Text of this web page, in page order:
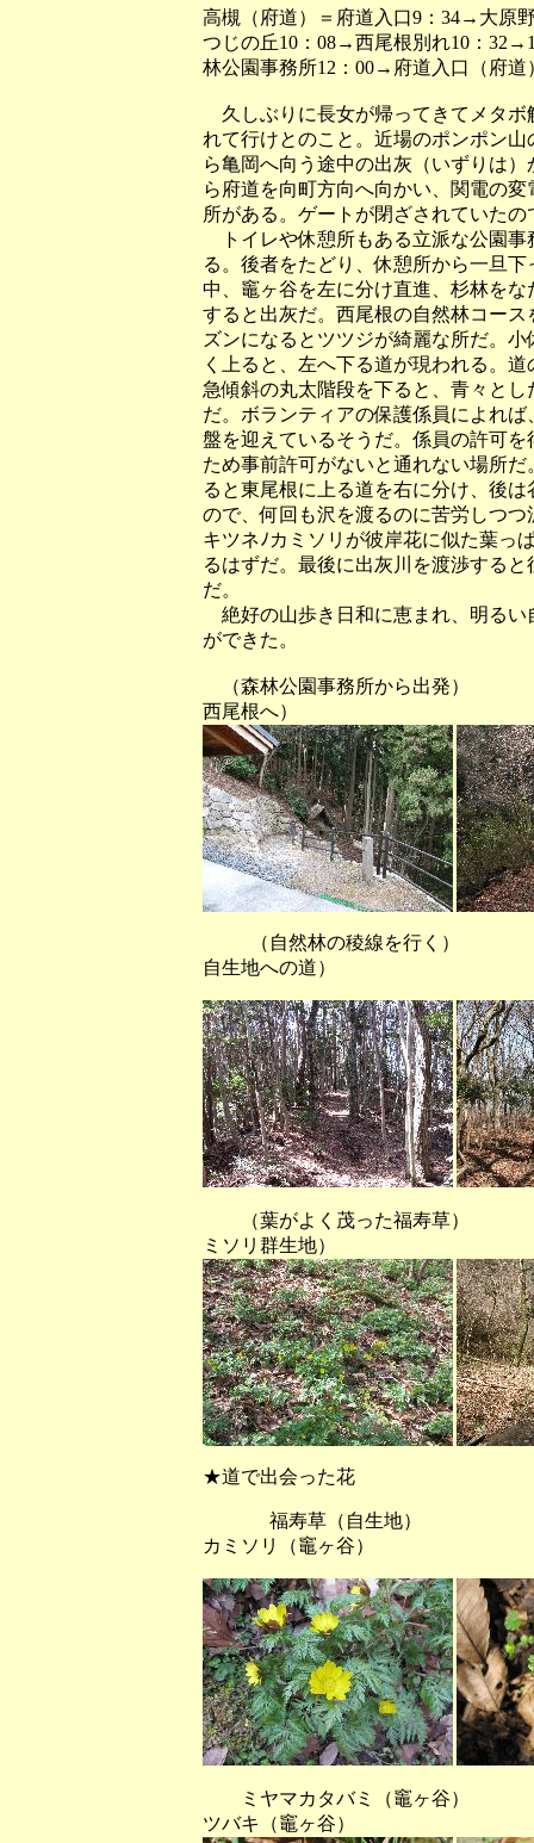
高槻（府道）＝府道入口9：34→大原
つじの丘10：08→西尾根別れ10：
林公園事務所12：00→府道入口（府道
久しぶりに長女が帰ってきてメタボ
れて行けとのこと。近場のポンポン
ら亀岡へ向う途中の出灰（いずりは
ら府道を向町方向へ向かい、関電の
所がある。ゲートが閉ざされていた
トイレや休憩所もある立派な公園事
る。後者をたどり、休憩所から一旦
中、竈ヶ谷を左に分け直進、杉林を
すると出灰だ。西尾根の自然林コー
ズンになるとツツジが綺麗な所だ。
く上ると、左へ下る道が現われる。
急傾斜の丸太階段を下ると、青々と
だ。ボランティアの保護係員によれ
盤を迎えているそうだ。係員の許可
ため事前許可がないと通れない場所
ると東尾根に上る道を右に分け、後
ので、何回も沢を渡るのに苦労しつ
キツネﾉカミソリが彼岸花に似た葉っ
るはずだ。最後に出灰川を渡渉する
だ。
絶好の山歩き日和に恵まれ、明るい
ができた。
（森林公園事務所から出発）
西尾根へ）
（自然林の稜線を行く） （
自生地への道）
（葉がよく茂った福寿草） （
ミソリ群生地）
★道で出会った花
福寿草（自生地） ネ
カミソリ（竈ヶ谷）
ミヤマカタバミ（竈ヶ
ツバキ（竈ヶ谷）